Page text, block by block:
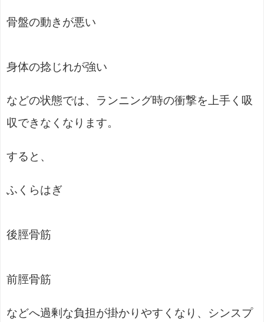
骨盤の動きが悪い
身体の捻じれが強い
などの状態では、ランニング時の衝撃を上手く吸
収できなくなります。
すると、
ふくらはぎ
後脛骨筋
前脛骨筋
などへ過剰な負担が掛かりやすくなり、シンスプ